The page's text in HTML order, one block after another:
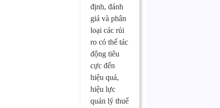
định, đánh
giá và phân
loại các rủi
ro có thể tác
động tiêu
cực đến
hiệu quả,
hiệu lực
quản lý thuế